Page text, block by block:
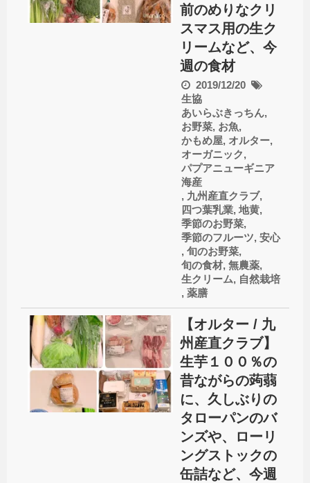
前のめりなクリ
スマス用の生ク
リームなど、今
週の食材
2019/12/20
生協
あいらぶきっちん,
お野菜, お魚,
かもめ屋, オルター,
オーガニック,
パプアニューギニア
海産
, 九州産直クラブ,
四つ葉乳業, 地黄,
季節のお野菜,
季節のフルーツ, 安心
, 旬のお野菜,
旬の食材, 無農薬,
生クリーム, 自然栽培
, 薬膳
【オルター / 九
州産直クラブ】
生芋１００％の
昔ながらの蒟蒻
に、久しぶりの
タローパンのバ
ンズや、ローリ
ングストックの
缶詰など、今週